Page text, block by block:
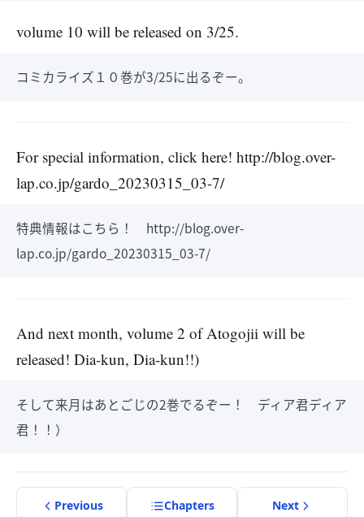
volume 10 will be released on 3/25.
コミカライズ１０巻が3/25に出るぞー。
For special information, click here! http://blog.over-
lap.co.jp/gardo_20230315_03-7/
特典情報はこちら！ http://blog.over-
lap.co.jp/gardo_20230315_03-7/
And next month, volume 2 of Atogojii will be
released! Dia-kun, Dia-kun!!)
そして来月はあとごじの2巻でるぞー！ ディア君ディア
君！！）
Previous Chapters Next